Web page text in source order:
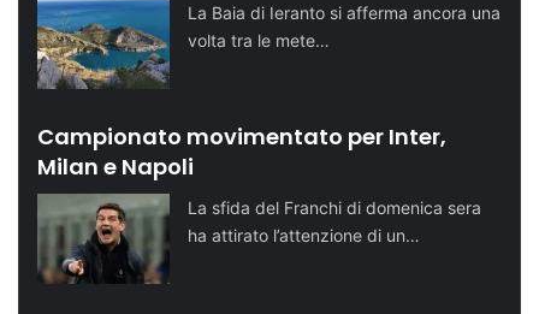
La Baia di Ieranto si afferma ancora una
volta tra le mete…
Campionato movimentato per Inter,
Milan e Napoli
La sfida del Franchi di domenica sera
ha attirato l’attenzione di un…